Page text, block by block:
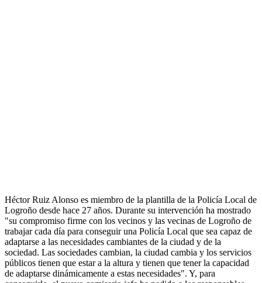
Héctor Ruiz Alonso es miembro de la plantilla de la Policía Local de
Logroño desde hace 27 años. Durante su intervención ha mostrado
"su compromiso firme con los vecinos y las vecinas de Logroño de
trabajar cada día para conseguir una Policía Local que sea capaz de
adaptarse a las necesidades cambiantes de la ciudad y de la
sociedad. Las sociedades cambian, la ciudad cambia y los servicios
públicos tienen que estar a la altura y tienen que tener la capacidad
de adaptarse dinámicamente a estas necesidades". Y, para